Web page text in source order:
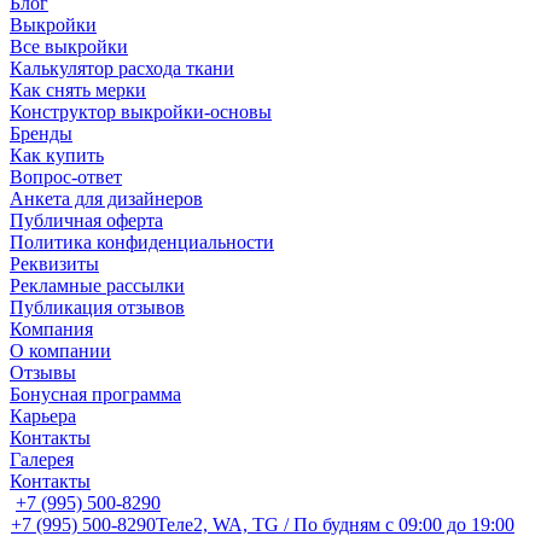
Выкройки
Все выкройки
Калькулятор расхода ткани
Как снять мерки
Конструктор выкройки-основы
Бренды
Как купить
Вопрос-ответ
Анкета для дизайнеров
Публичная оферта
Политика конфиденциальности
Реквизиты
Рекламные рассылки
Публикация отзывов
Компания
О компании
Отзывы
Бонусная программа
Карьера
Контакты
Галерея
Контакты
+7 (995) 500-8290
+7 (995) 500-8290Теле2, WA, TG / По будням c 09:00 до 19:00